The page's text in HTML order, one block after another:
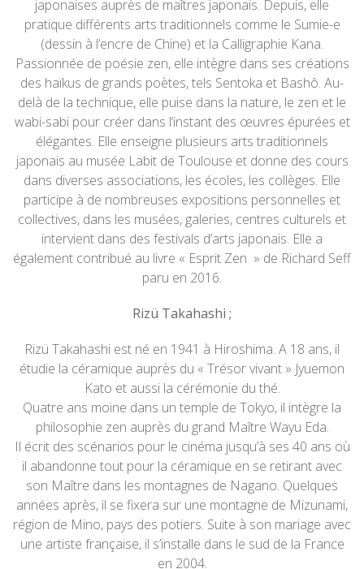
japonaises auprès de maîtres japonais. Depuis, elle
pratique différents arts traditionnels comme le Sumie-e
(dessin à l’encre de Chine) et la Calligraphie Kana.
Passionnée de poésie zen, elle intègre dans ses créations
des haïkus de grands poètes, tels Sentoka et Bashô. Au-
delà de la technique, elle puise dans la nature, le zen et le
wabi-sabi pour créer dans l’instant des œuvres épurées et
élégantes. Elle enseigne plusieurs arts traditionnels
japonais au musée Labit de Toulouse et donne des cours
dans diverses associations, les écoles, les collèges. Elle
participe à de nombreuses expositions personnelles et
collectives, dans les musées, galeries, centres culturels et
intervient dans des festivals d’arts japonais. Elle a
également contribué au livre « Esprit Zen » de Richard Seff
paru en 2016.
Rizü Takahashi ;
Rizü Takahashi est né en 1941 à Hiroshima. A 18 ans, il
étudie la céramique auprès du « Trésor vivant » Jyuemon
Kato et aussi la cérémonie du thé.
Quatre ans moine dans un temple de Tokyo, il intègre la
philosophie zen auprès du grand Maître Wayu Eda.
Il écrit des scénarios pour le cinéma jusqu’à ses 40 ans où
il abandonne tout pour la céramique en se retirant avec
son Maître dans les montagnes de Nagano. Quelques
années après, il se fixera sur une montagne de Mizunami,
région de Mino, pays des potiers. Suite à son mariage avec
une artiste française, il s’installe dans le sud de la France
en 2004.